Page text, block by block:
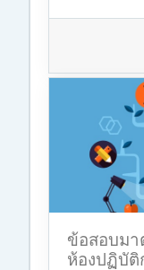
ข้อสอบม
ห้องปฏิบัติ